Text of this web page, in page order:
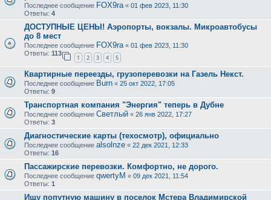
Последнее сообщение FOX9ra « 01 фев 2023, 11:30
Ответы: 4
ДОСТУПНЫЕ ЦЕНЫ! Аэропорты, вокзалы. Микроавтобусы
до 8 мест
Последнее сообщение FOX9ra « 01 фев 2023, 11:30
Ответы: 113
1 2 3 4 5
Квартирные переезды, грузоперевозки на Газель Некст.
Последнее сообщение Burn « 25 окт 2022, 17:05
Ответы: 9
Транспортная компания "Энергия" теперь в Дубне
Последнее сообщение Светлый « 26 янв 2022, 17:27
Ответы: 3
Диагностические карты (техосмотр), официально
Последнее сообщение alsolnze « 22 дек 2021, 12:33
Ответы: 16
Пассажирские перевозки. Комфортно, не дорого.
Последнее сообщение qwertyM « 09 дек 2021, 11:54
Ответы: 1
Ищу попутную машину в поселок Мстера Владимирской